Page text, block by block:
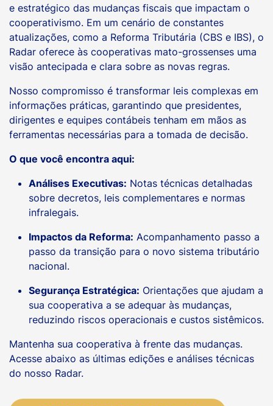
e estratégico das mudanças fiscais que impactam o
cooperativismo. Em um cenário de constantes
atualizações, como a Reforma Tributária (CBS e IBS), o
Radar oferece às cooperativas mato-grossenses uma
visão antecipada e clara sobre as novas regras.
Nosso compromisso é transformar leis complexas em
informações práticas, garantindo que presidentes,
dirigentes e equipes contábeis tenham em mãos as
ferramentas necessárias para a tomada de decisão.
O que você encontra aqui:
Análises Executivas: Notas técnicas detalhadas
sobre decretos, leis complementares e normas
infralegais.
Impactos da Reforma: Acompanhamento passo a
passo da transição para o novo sistema tributário
nacional.
Segurança Estratégica: Orientações que ajudam a
sua cooperativa a se adequar às mudanças,
reduzindo riscos operacionais e custos sistêmicos.
Mantenha sua cooperativa à frente das mudanças.
Acesse abaixo as últimas edições e análises técnicas
do nosso Radar.